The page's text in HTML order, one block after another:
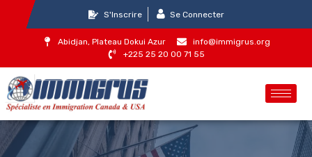
Abidjan, Plateau Dokui Azur
info@immigrus.org
+225 25 20 00 71 55
S'Inscrire Se Connecter